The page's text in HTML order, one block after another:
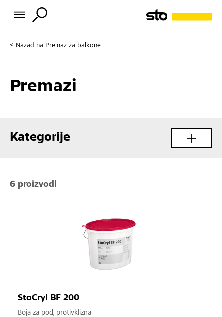
Nazad na Premaz za balkone
Premazi
Kategorije
6 proizvodi
StoCryl BF 200
Boja za pod, protivklizna